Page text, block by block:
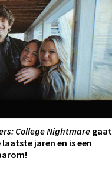
FILMS
DE
College Nightmaregaat
jaren en is een